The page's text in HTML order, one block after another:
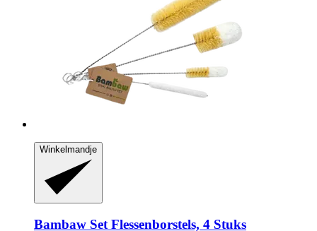
Winkelmandje
Bambaw Set Flessenborstels, 4 Stuks